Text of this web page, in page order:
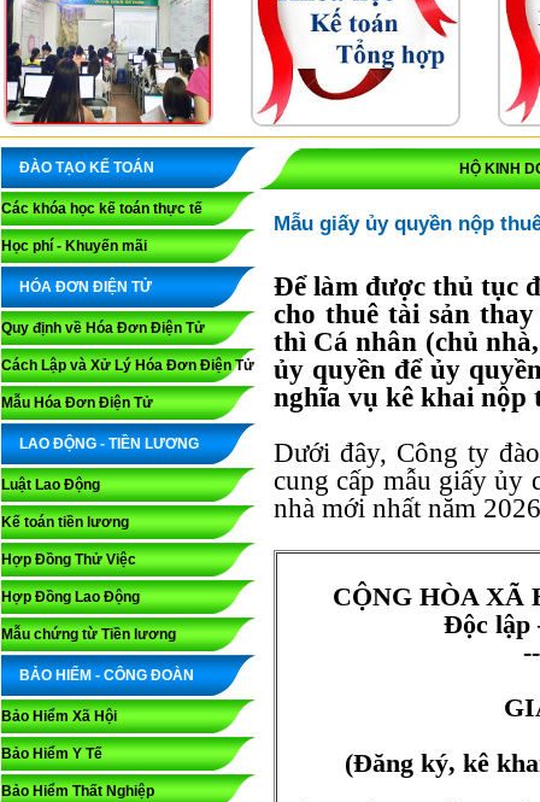
ĐÀO TẠO KẾ TOÁN
Các khóa học kế toán thực tế
Học phí - Khuyến mãi
HÓA ĐƠN ĐIỆN TỬ
Quy định về Hóa Đơn Điện Tử
Cách Lập và Xử Lý Hóa Đơn Điện Tử
Mẫu Hóa Đơn Điện Tử
LAO ĐỘNG - TIỀN LƯƠNG
Luật Lao Động
Kế toán tiền lương
Hợp Đồng Thử Việc
Hợp Đồng Lao Động
Mẫu chứng từ Tiền lương
BẢO HIỂM - CÔNG ĐOÀN
Bảo Hiểm Xã Hội
Bảo Hiểm Y Tế
Bảo Hiểm Thất Nghiệp
HỘ KINH
Mẫu giấy ủy quyền nộp
Để làm được thủ tục
cho thuê tài sản
thì Cá nhân (chủ
ủy quyền để ủy
nghĩa vụ kê khai nộp
Dưới đây, Công ty
cung cấp mẫu giấy ủy
nhà mới nhất năm
CỘNG HÒA
Độc lập
(Đăng ký, kê